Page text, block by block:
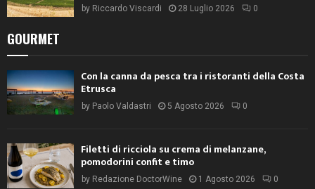
by Riccardo Viscardi 28 Luglio 2026 0
GOURMET
Con la canna da pesca tra i ristoranti della Costa
Etrusca
by Paolo Valdastri 5 Agosto 2026 0
Filetti di ricciola su crema di melanzane,
pomodorini confit e timo
by Redazione DoctorWine 1 Agosto 2026 0